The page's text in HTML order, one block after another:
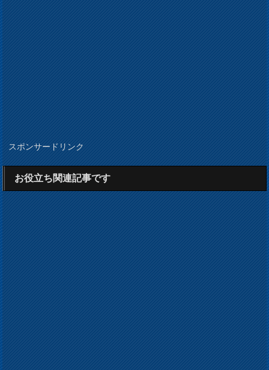
スポンサードリンク
お役立ち関連記事です